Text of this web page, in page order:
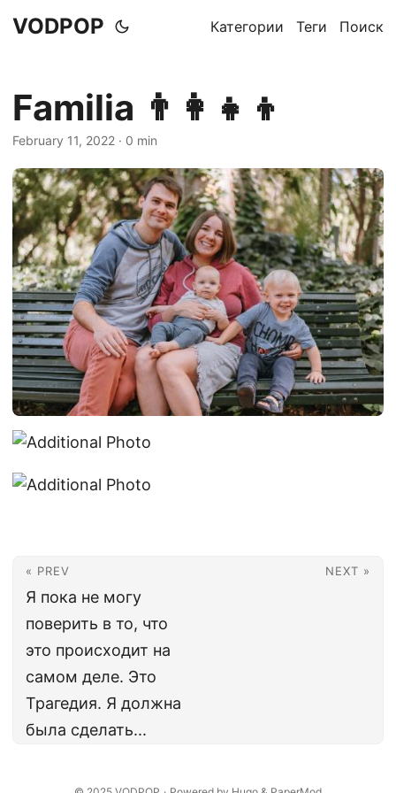
VODPOP Категории Теги Поиск
Familia 👨‍👩‍👧‍👦
February 11, 2022 · 0 min
« PREV
Я пока не могу
поверить в то, что
это происходит на
самом деле. Это
Трагедия. Я должна
была сделать...
NEXT »